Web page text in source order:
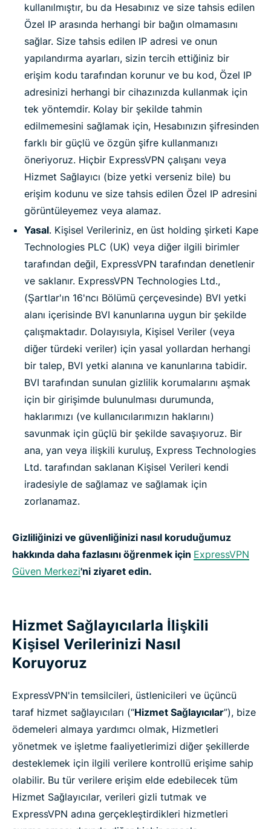
kullanılmıştır, bu da Hesabınız ve size tahsis edilen
Özel IP arasında herhangi bir bağın olmamasını
sağlar. Size tahsis edilen IP adresi ve onun
yapılandırma ayarları, sizin tercih ettiğiniz bir
erişim kodu tarafından korunur ve bu kod, Özel IP
adresinizi herhangi bir cihazınızda kullanmak için
tek yöntemdir. Kolay bir şekilde tahmin
edilmemesini sağlamak için, Hesabınızın şifresinden
farklı bir güçlü ve özgün şifre kullanmanızı
öneriyoruz. Hiçbir ExpressVPN çalışanı veya
Hizmet Sağlayıcı (bize yetki verseniz bile) bu
erişim kodunu ve size tahsis edilen Özel IP adresini
görüntüleyemez veya alamaz.
Yasal. Kişisel Verileriniz, en üst holding şirketi Kape
Technologies PLC (UK) veya diğer ilgili birimler
tarafından değil, ExpressVPN tarafından denetlenir
ve saklanır. ExpressVPN Technologies Ltd.,
(Şartlar'ın 16'ncı Bölümü çerçevesinde) BVI yetki
alanı içerisinde BVI kanunlarına uygun bir şekilde
çalışmaktadır. Dolayısıyla, Kişisel Veriler (veya
diğer türdeki veriler) için yasal yollardan herhangi
bir talep, BVI yetki alanına ve kanunlarına tabidir.
BVI tarafından sunulan gizlilik korumalarını aşmak
için bir girişimde bulunulması durumunda,
haklarımızı (ve kullanıcılarımızın haklarını)
savunmak için güçlü bir şekilde savaşıyoruz. Bir
ana, yan veya ilişkili kuruluş, Express Technologies
Ltd. tarafından saklanan Kişisel Verileri kendi
iradesiyle de sağlamaz ve sağlamak için
zorlanamaz.
Gizliliğinizi ve güvenliğinizi nasıl koruduğumuz
hakkında daha fazlasını öğrenmek için ExpressVPN
Güven Merkezi'ni ziyaret edin.
Hizmet Sağlayıcılarla İlişkili
Kişisel Verilerinizi Nasıl
Koruyoruz
ExpressVPN'in temsilcileri, üstlenicileri ve üçüncü
taraf hizmet sağlayıcıları (“Hizmet Sağlayıcılar”), bize
ödemeleri almaya yardımcı olmak, Hizmetleri
yönetmek ve işletme faaliyetlerimizi diğer şekillerde
desteklemek için ilgili verilere kontrollü erişime sahip
olabilir. Bu tür verilere erişim elde edebilecek tüm
Hizmet Sağlayıcılar, verileri gizli tutmak ve
ExpressVPN adına gerçekleştirdikleri hizmetleri